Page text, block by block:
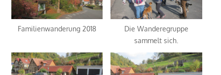
Familienwanderung 2018
Die Wanderegruppe
sammelt sich.